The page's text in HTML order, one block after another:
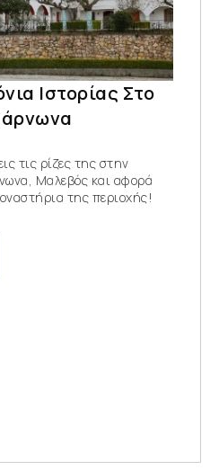
Ιστορίας Στο
τις ρίζες της στην
Μαλεβός και αφορά
της περιοχής!